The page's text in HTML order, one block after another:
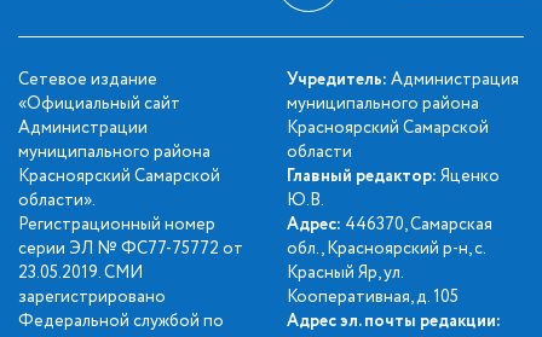
Сетевое издание
«Официальный сайт
Администрации
муниципального района
Красноярский Самарской
области».
Регистрационный номер
серии ЭЛ № ФС77-75772 от
23.05.2019. СМИ
зарегистрировано
Федеральной службой по
Учредитель: Администрация
муниципального района
Красноярский Самарской
области
Главный редактор: Яценко
Ю.В.
Адрес: 446370, Самарская
обл., Красноярский р-н, с.
Красный Яр, ул.
Кооперативная, д. 105
Адрес эл. почты редакции: